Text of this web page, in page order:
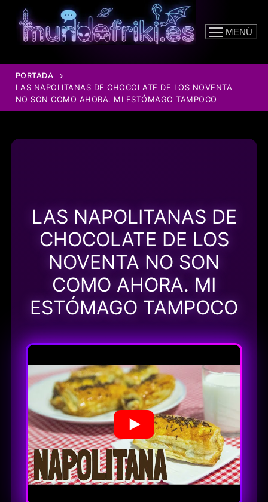
contenido
MENÚ
PORTADA
LAS NAPOLITANAS DE CHOCOLATE DE LOS NOVENTA
NO SON COMO AHORA. MI ESTÓMAGO TAMPOCO
LAS NAPOLITANAS DE
CHOCOLATE DE LOS
NOVENTA NO SON
COMO AHORA. MI
ESTÓMAGO TAMPOCO